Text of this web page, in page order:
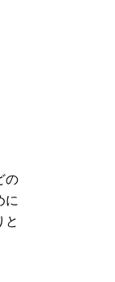
の
に
と